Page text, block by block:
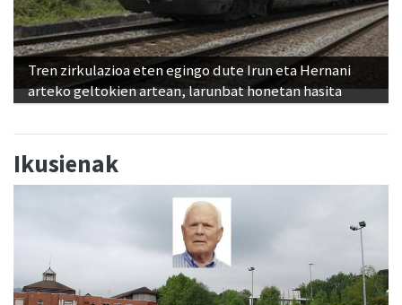
Tren zirkulazioa eten egingo dute Irun eta Hernani
arteko geltokien artean, larunbat honetan hasita
Ikusienak